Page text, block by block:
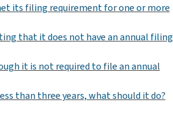
its filing requirement for one or more
that it does not have an annual filing
it is not required to file an annual
than three years, what should it do?